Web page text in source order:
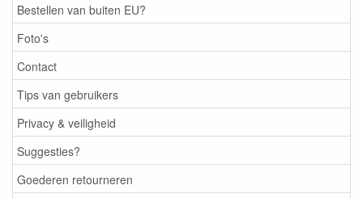
Bestellen van buiten EU?
Foto's
Contact
Tips van gebruikers
Privacy & veiligheid
Suggesties?
Goederen retourneren